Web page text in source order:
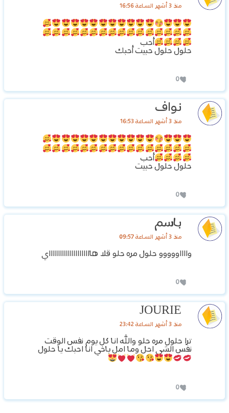
منذ 3 أشهر الساعة 16:56
أحب
حلول حلول حبيت أحبك
0
نواف
منذ 3 أشهر الساعة 16:53
أحب
حلول حلول حبيت
0
باسم
منذ 3 أشهر الساعة 09:57
وااااووووو حلول مره حلو قلا هاااااااااااااااااااااي
0
JOURIE
منذ 3 أشهر الساعة 23:42
ترا حلول مره حلو والله انا كل يوم نفس الوقت
نفس الشي احل وما امل ياخي انا احبك يا حلول
0